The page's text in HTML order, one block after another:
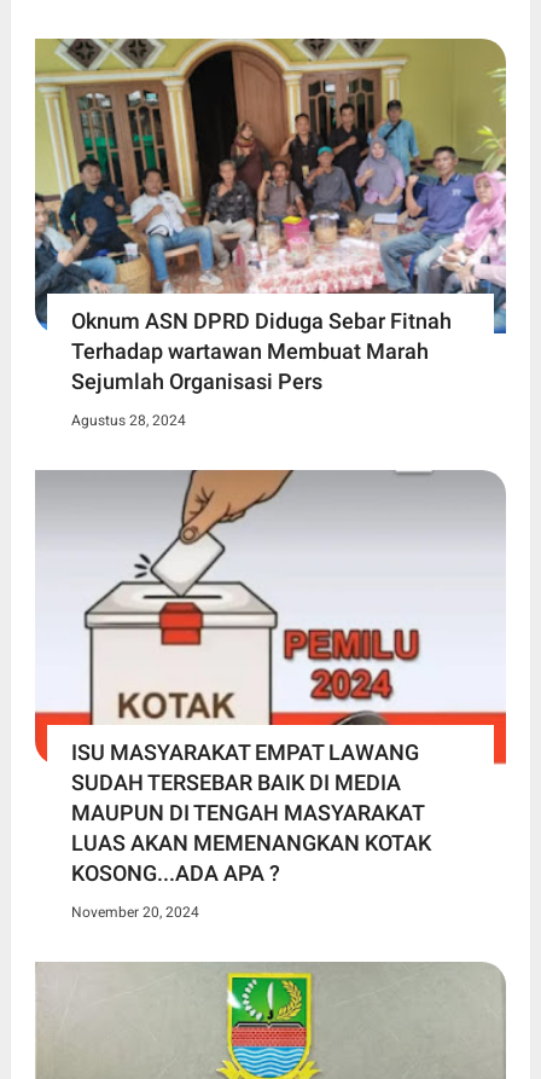
Oknum ASN DPRD Diduga Sebar Fitnah
Terhadap wartawan Membuat Marah
Sejumlah Organisasi Pers
Agustus 28, 2024
ISU MASYARAKAT EMPAT LAWANG
SUDAH TERSEBAR BAIK DI MEDIA
MAUPUN DI TENGAH MASYARAKAT
LUAS AKAN MEMENANGKAN KOTAK
KOSONG...ADA APA ?
November 20, 2024